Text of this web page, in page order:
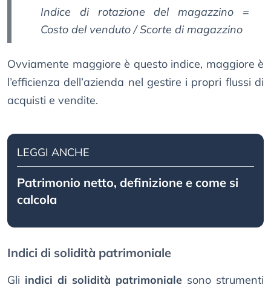
Indice di rotazione del magazzino =
Costo del venduto / Scorte di magazzino
Ovviamente maggiore è questo indice, maggiore è
l’efficienza dell’azienda nel gestire i propri flussi di
acquisti e vendite.
LEGGI ANCHE
Patrimonio netto, definizione e come si
calcola
Indici di solidità patrimoniale
Gli indici di solidità patrimoniale sono strumenti